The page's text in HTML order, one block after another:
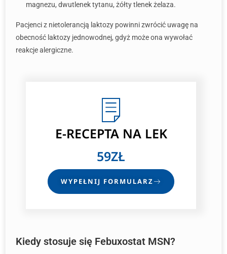
magnezu, dwutlenek tytanu, żółty tlenek żelaza.
Pacjenci z nietolerancją laktozy powinni zwrócić uwagę na
obecność laktozy jednowodnej, gdyż może ona wywołać
reakcje alergiczne.
E-RECEPTANA LEK
59ZŁ
WYPEŁNIJ FORMULARZ
Kiedy stosuje się Febuxostat MSN?